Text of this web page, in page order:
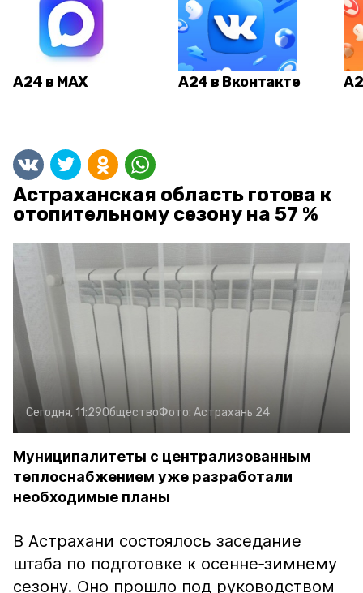
А24 в MAX А24 в Вконтакте
Астраханская область готова к
отопительному сезону на 57 %
Сегодня, 11:29ОбществоФото: Астрахань 24
Муниципалитеты с централизованным
теплоснабжением уже разработали
необходимые планы
В Астрахани состоялось заседание
штаба по подготовке к осенне‑зимнему
сезону. Оно прошло под руководством